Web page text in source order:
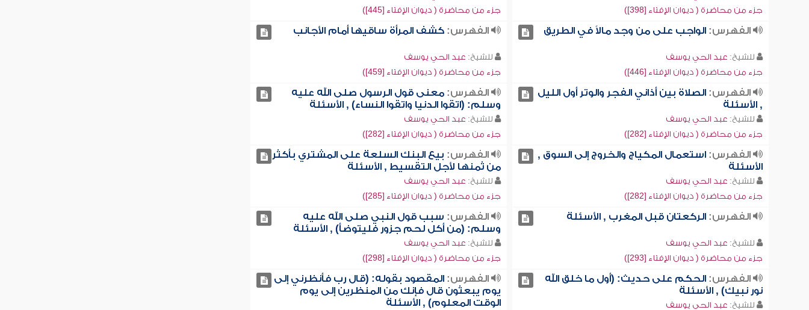
جزء من محاضرة ( ديوان الإفتاء [398])
جزء من محاضرة ( ديوان الإفتاء [445])
الفهرس:الواجب على من وجد مالاً في الطريق
للشيخ: عبد الحي يوسف
جزء من محاضرة ( ديوان الإفتاء [446])
الفهرس: كشف المرأة ساقيها أمام الأجانب
للشيخ: عبد الحي يوسف
جزء من محاضرة ( ديوان الإفتاء [459])
الفهرس:الصلاة بين أذاني الفجر والوتر أول الليل
, الأسئلة
للشيخ: عبد الحي يوسف
جزء من محاضرة ( ديوان الإفتاء [282])
الفهرس: معنى قول الرسول صلى الله عليه
وسلم: (اتقوا الدنيا واتقوا النساء) , الأسئلة
للشيخ: عبد الحي يوسف
جزء من محاضرة ( ديوان الإفتاء [282])
الفهرس:استعمال المكياج والخروج إلى السوق ,
الأسئلة
للشيخ: عبد الحي يوسف
جزء من محاضرة ( ديوان الإفتاء [282])
الفهرس: بيع البنك السلعة على المشتري بأكثر
من ثمنها لأجل التقسيط , الأسئلة
للشيخ: عبد الحي يوسف
جزء من محاضرة ( ديوان الإفتاء [285])
الفهرس:الركعتان قبل المغرب , الأسئلة
للشيخ: عبد الحي يوسف
جزء من محاضرة ( ديوان الإفتاء [293])
الفهرس: سبب قول النبي صلى الله عليه
وسلم: (من أكل لحم جزور فليتوضأ) , الأسئلة
للشيخ: عبد الحي يوسف
جزء من محاضرة ( ديوان الإفتاء [298])
الفهرس:الحكم على حديث: (أول ما خلق الله
نور نبيك) , الأسئلة
للشيخ: عبد الحي يوسف
الفهرس: المقصود بقوله: (قال رب فأنظرني إلى
يوم يبعثون قال فإنك من المنظرين إلى يوم
الوقت المعلوم) , الأسئلة